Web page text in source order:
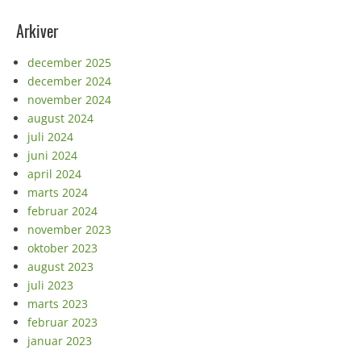
Arkiver
december 2025
december 2024
november 2024
august 2024
juli 2024
juni 2024
april 2024
marts 2024
februar 2024
november 2023
oktober 2023
august 2023
juli 2023
marts 2023
februar 2023
januar 2023